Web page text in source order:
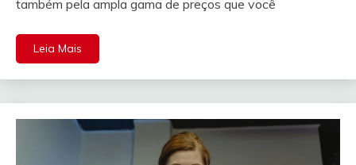
também pela ampla gama de preços que você
Leia Mais